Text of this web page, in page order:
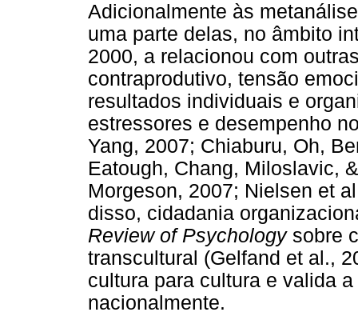
Adicionalmente às
uma parte delas, no âmbito
2000, a relacionou com
contraprodutivo, tensão
resultados individuais e
estressores e desempenho
Yang, 2007; Chiaburu, Oh,
Eatough, Chang, Miloslavic,
Morgeson, 2007; Nielsen et
disso, cidadania
Review of Psychologysobre
transcultural (Gelfand et al.,
cultura para cultura e valida
nacionalmente.